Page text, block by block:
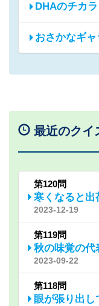
DHAのチカラ
おさかなギ
最近のクイ
第120問
寒くなると出
2023-12-19
第119問
秋の味覚の代
2023-09-22
第118問
眼が張り出し